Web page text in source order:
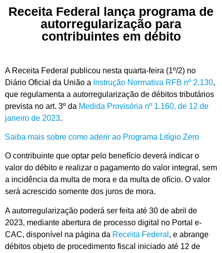
Receita Federal lança programa de
autorregularização para
contribuintes em débito
A Receita Federal publicou nesta quarta-feira (1º/2) no
Diário Oficial da União a Instrução Normativa RFB nº 2.130,
que regulamenta a autorregularização de débitos tributários
prevista no art. 3º da Medida Provisória nº 1.160, de 12 de
janeiro de 2023.
Saiba mais sobre como aderir ao Programa Litígio Zero
O contribuinte que optar pelo benefício deverá indicar o
valor do débito e realizar o pagamento do valor integral, sem
a incidência da multa de mora e da multa de ofício. O valor
será acrescido somente dos juros de mora.
A autorregularização poderá ser feita até 30 de abril de
2023, mediante abertura de processo digital no Portal e-
CAC, disponível na página da Receita Federal , e abrange
débitos objeto de procedimento fiscal iniciado até 12 de